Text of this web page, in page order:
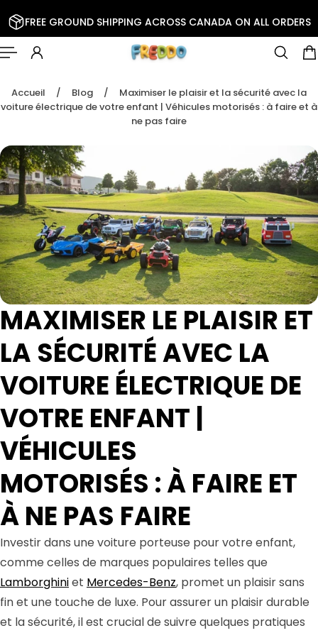
AU CONTENU
FREE GROUND SHIPPING ACROSS CANADA ON ALL ORDERS
Accueil / Blog /
Maximiser le plaisir et la sécurité avec la
voiture électrique de votre enfant | Véhicules motorisés : à faire et à
ne pas faire
MAXIMISER LE PLAISIR ET
LA SÉCURITÉ AVEC LA
VOITURE ÉLECTRIQUE DE
VOTRE ENFANT |
VÉHICULES
MOTORISÉS : À FAIRE ET
À NE PAS FAIRE
Investir dans une voiture porteuse pour votre enfant,
comme celles de marques populaires telles que
Lamborghiniet Mercedes-Benz, promet un plaisir sans
fin et une touche de luxe. Pour assurer un plaisir durable
et la sécurité, il est crucial de suivre quelques pratiques